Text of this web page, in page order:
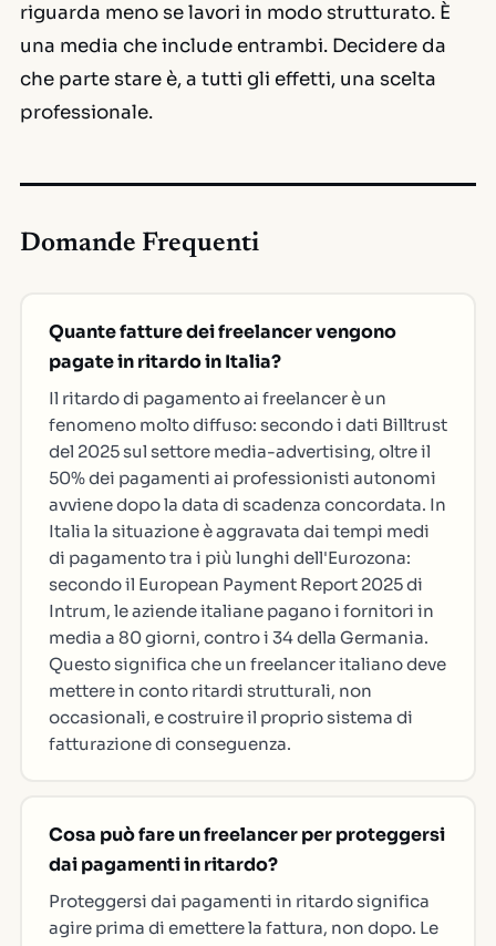
riguarda meno se lavori in modo strutturato. È
una media che include entrambi. Decidere da
che parte stare è, a tutti gli effetti, una scelta
professionale.
Domande Frequenti
Quante fatture dei freelancer vengono
pagate in ritardo in Italia?
Il ritardo di pagamento ai freelancer è un
fenomeno molto diffuso: secondo i dati Billtrust
del 2025 sul settore media-advertising, oltre il
50% dei pagamenti ai professionisti autonomi
avviene dopo la data di scadenza concordata. In
Italia la situazione è aggravata dai tempi medi
di pagamento tra i più lunghi dell'Eurozona:
secondo il European Payment Report 2025 di
Intrum, le aziende italiane pagano i fornitori in
media a 80 giorni, contro i 34 della Germania.
Questo significa che un freelancer italiano deve
mettere in conto ritardi strutturali, non
occasionali, e costruire il proprio sistema di
fatturazione di conseguenza.
Cosa può fare un freelancer per proteggersi
dai pagamenti in ritardo?
Proteggersi dai pagamenti in ritardo significa
agire prima di emettere la fattura, non dopo. Le